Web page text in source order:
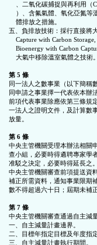
五、負排放技術：採行直接將
第 5 條
同一法人之數事業（以下簡稱
同申請之事業擇一代表依本辦
前項代表事業除應依第三條規
一法人之證明文件，及計算數
放量。
第 6 條
中央主管機關受理本辦法相關
查小組，必要時得遴聘專家學
准駁之決定，必要時得延長之。
中央主管機關審查前項提送資
補正所需資料，通知事業限期
數不得超過六十日；屆期未補
第 7 條
中央主管機關審查通過自主減
一、自主減量計畫邊界。
二、目標年指定目標及年度指
三、自主減量計畫執行期間。